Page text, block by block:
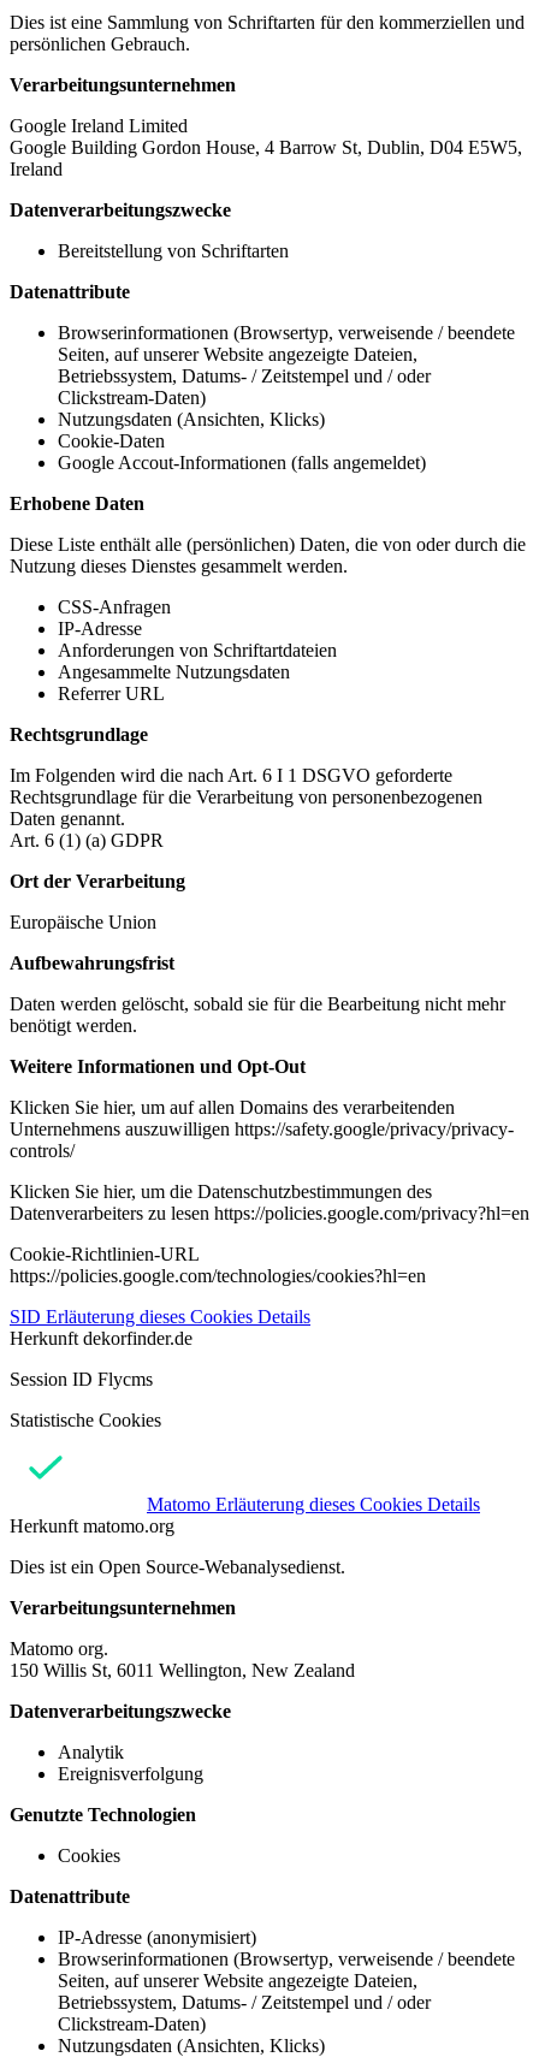
Dies ist eine Sammlung von Schriftarten für den kommerziellen und
persönlichen Gebrauch.
Verarbeitungsunternehmen
Google Ireland Limited
Google Building Gordon House, 4 Barrow St, Dublin, D04 E5W5,
Ireland
Datenverarbeitungszwecke
Bereitstellung von Schriftarten
Datenattribute
Browserinformationen (Browsertyp, verweisende / beendete
Seiten, auf unserer Website angezeigte Dateien,
Betriebssystem, Datums- / Zeitstempel und / oder
Clickstream-Daten)
Nutzungsdaten (Ansichten, Klicks)
Cookie-Daten
Google Accout-Informationen (falls angemeldet)
Erhobene Daten
Diese Liste enthält alle (persönlichen) Daten, die von oder durch die
Nutzung dieses Dienstes gesammelt werden.
CSS-Anfragen
IP-Adresse
Anforderungen von Schriftartdateien
Angesammelte Nutzungsdaten
Referrer URL
Rechtsgrundlage
Im Folgenden wird die nach Art. 6 I 1 DSGVO geforderte
Rechtsgrundlage für die Verarbeitung von personenbezogenen
Daten genannt.
Art. 6 (1) (a) GDPR
Ort der Verarbeitung
Europäische Union
Aufbewahrungsfrist
Daten werden gelöscht, sobald sie für die Bearbeitung nicht mehr
benötigt werden.
Weitere Informationen und Opt-Out
Klicken Sie hier, um auf allen Domains des verarbeitenden
Unternehmens auszuwilligen https://safety.google/privacy/privacy-
controls/
Klicken Sie hier, um die Datenschutzbestimmungen des
Datenverarbeiters zu lesen https://policies.google.com/privacy?hl=en
Cookie-Richtlinien-URL
https://policies.google.com/technologies/cookies?hl=en
SID Erläuterung dieses Cookies Details
Herkunft dekorfinder.de
Session ID Flycms
Statistische Cookies
Matomo Erläuterung dieses Cookies Details
Herkunft matomo.org
Dies ist ein Open Source-Webanalysedienst.
Verarbeitungsunternehmen
Matomo org.
150 Willis St, 6011 Wellington, New Zealand
Datenverarbeitungszwecke
Analytik
Ereignisverfolgung
Genutzte Technologien
Cookies
Datenattribute
IP-Adresse (anonymisiert)
Browserinformationen (Browsertyp, verweisende / beendete
Seiten, auf unserer Website angezeigte Dateien,
Betriebssystem, Datums- / Zeitstempel und / oder
Clickstream-Daten)
Nutzungsdaten (Ansichten, Klicks)